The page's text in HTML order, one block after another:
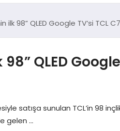
ilk 98” QLED Google TV’si TCL
QLED
satışa sunulan TCL’in 98
gelen …